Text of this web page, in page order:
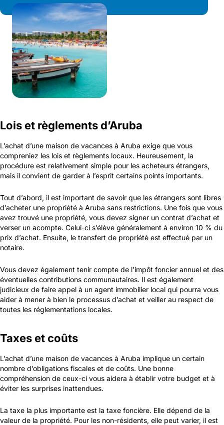
Lois et règlements d’Aruba
L’achat d’une maison de vacances à Aruba exige que vous
compreniez les lois et règlements locaux. Heureusement, la
procédure est relativement simple pour les acheteurs étrangers,
mais il convient de garder à l’esprit certains points importants.
Tout d’abord, il est important de savoir que les étrangers sont libres
d’acheter une propriété à Aruba sans restrictions. Une fois que vous
avez trouvé une propriété, vous devez signer un contrat d’achat et
verser un acompte. Celui-ci s’élève généralement à environ 10 % du
prix d’achat. Ensuite, le transfert de propriété est effectué par un
notaire.
Vous devez également tenir compte de l’impôt foncier annuel et des
éventuelles contributions communautaires. Il est également
judicieux de faire appel à un agent immobilier local qui pourra vous
aider à mener à bien le processus d’achat et veiller au respect de
toutes les réglementations locales.
Taxes et coûts
L’achat d’une maison de vacances à Aruba implique un certain
nombre d’obligations fiscales et de coûts. Une bonne
compréhension de ceux-ci vous aidera à établir votre budget et à
éviter les surprises inattendues.
La taxe la plus importante est la taxe foncière. Elle dépend de la
valeur de la propriété. Pour les non-résidents, elle peut varier, il est